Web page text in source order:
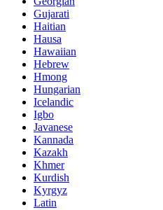
Gujarati
Haitian
Hausa
Hawaiian
Hebrew
Hmong
Hungarian
Icelandic
Igbo
Javanese
Kannada
Kazakh
Khmer
Kurdish
Kyrgyz
Latin